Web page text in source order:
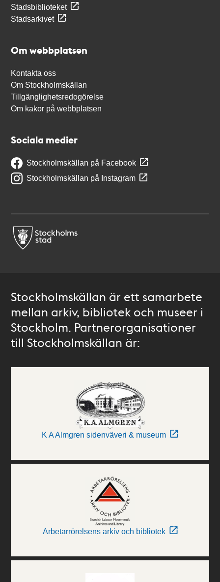
Stadsbiblioteket
Stadsarkivet
Om webbplatsen
Kontakta oss
Om Stockholmskällan
Tillgänglighetsredogörelse
Om kakor på webbplatsen
Sociala medier
Stockholmskällan på Facebook
Stockholmskällan på Instagram
Stockholmskällan är ett samarbete
mellan arkiv, bibliotek och museer i
Stockholm. Partnerorganisationer
till Stockholmskällan är:
K A Almgren sidenväveri & museum
Arbetarrörelsens arkiv och bibliotek